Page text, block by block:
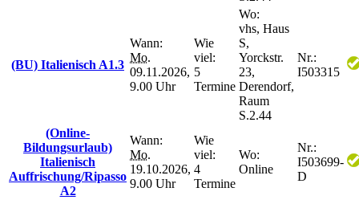
(BU) Italienisch A1.3
Wann:
Mo.
09.11.2026,
9.00 Uhr
Wie
viel:
5
Termine
Wo:
vhs, Haus
S,
Yorckstr.
23,
Derendorf,
Raum
S.2.44
Nr.:
I503315
(Online-
Bildungsurlaub)
Italienisch
Auffrischung/Ripasso
A2
Wann:
Mo.
19.10.2026,
9.00 Uhr
Wie
viel:
4
Termine
Wo:
Online
Nr.:
I503699-
D